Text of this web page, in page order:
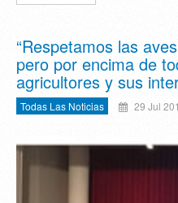
“Respetamos las
pero por encima de
agricultores y sus
Todas Las Noticias 29 Jul